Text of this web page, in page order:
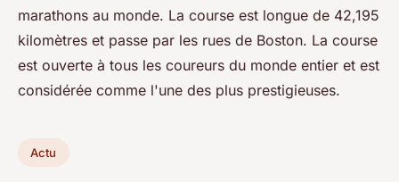
marathons au monde. La course est longue de 42,195
kilomètres et passe par les rues de Boston. La course
est ouverte à tous les coureurs du monde entier et est
considérée comme l'une des plus prestigieuses.
Actu